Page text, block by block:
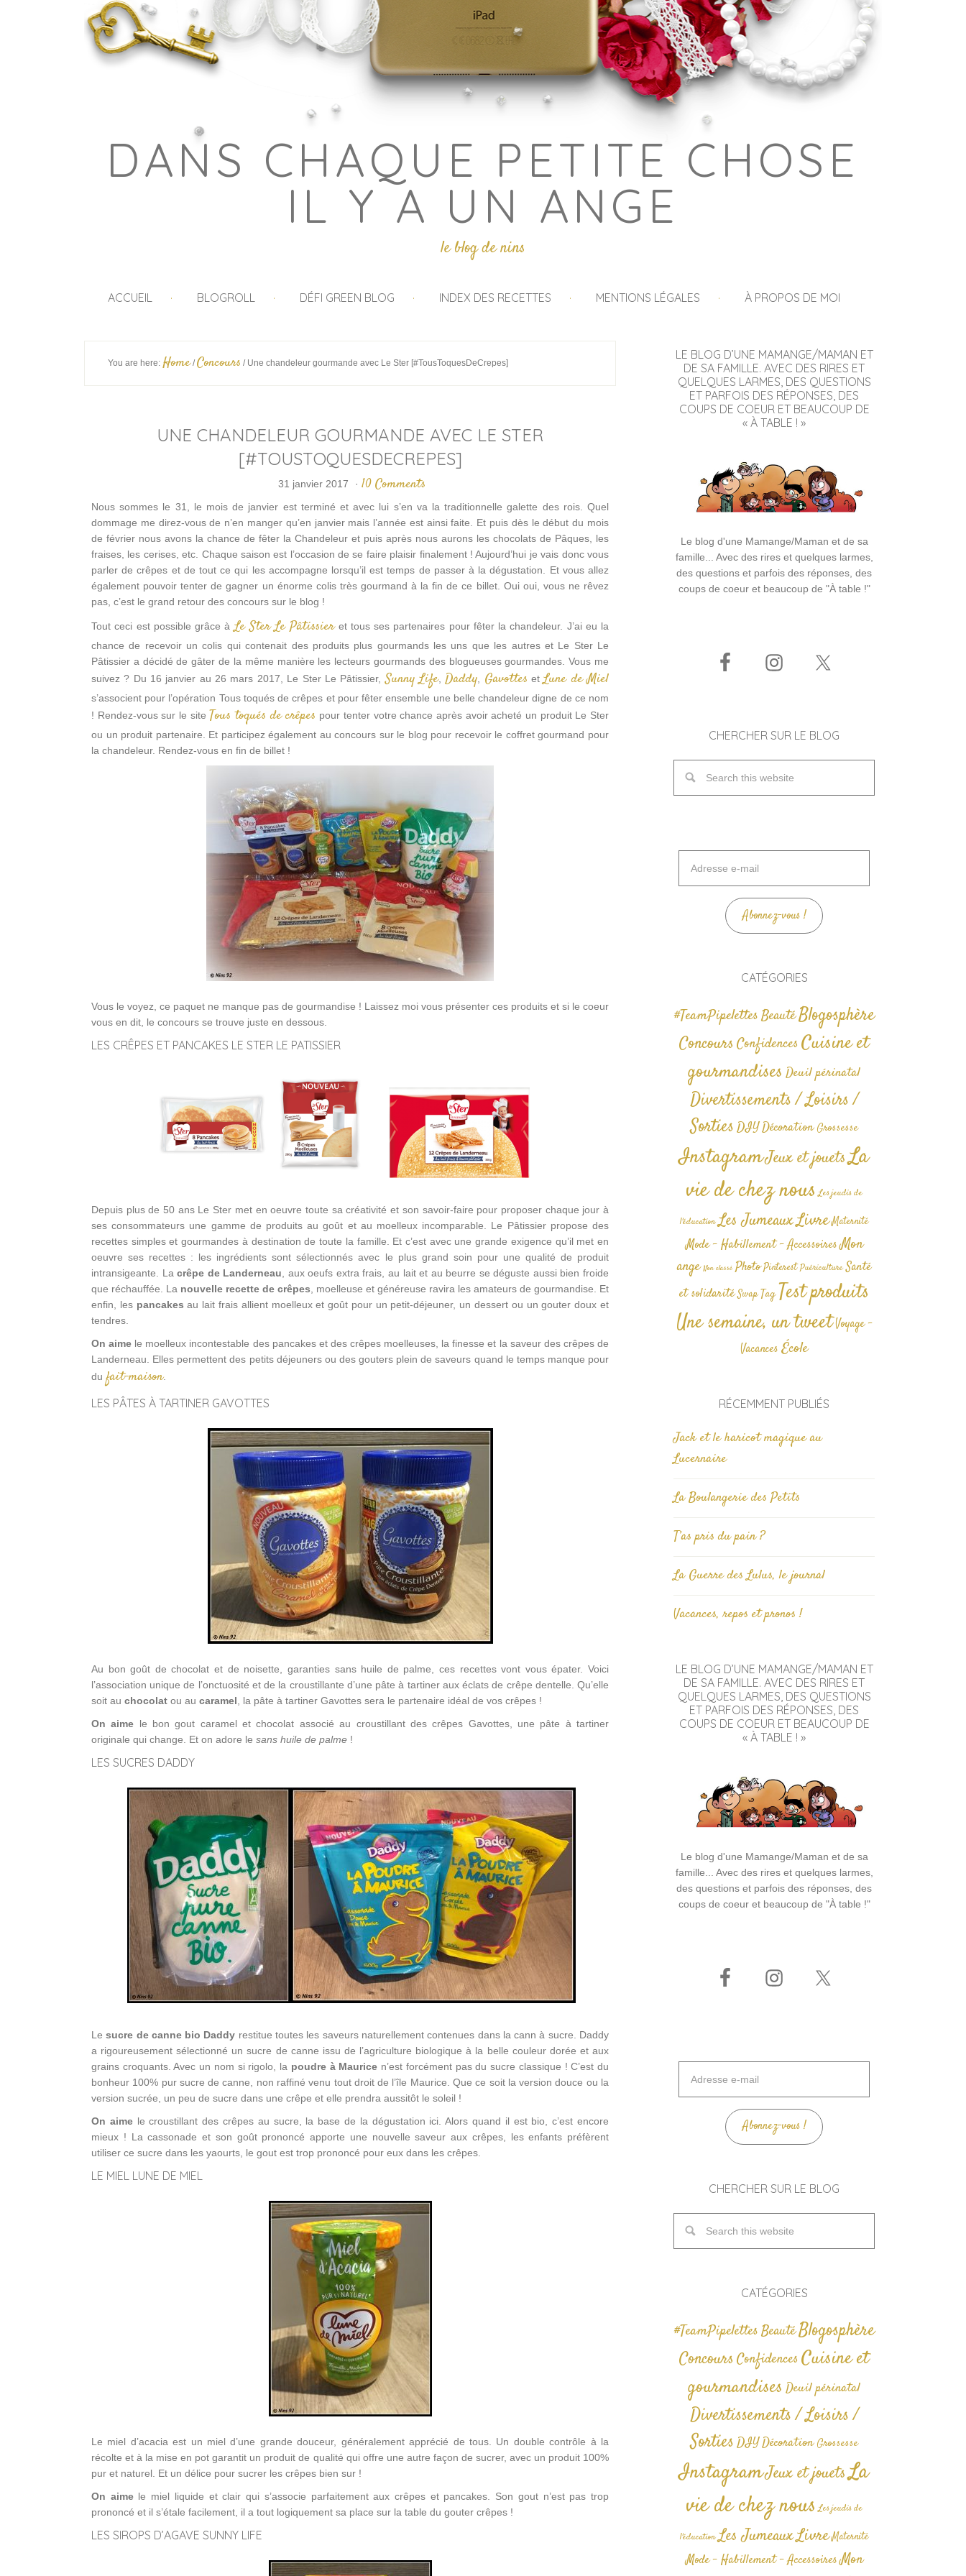
DANS CHAQUE PETITE CHOSE
IL Y A UN ANGE
le blog de nins
ACCUEIL BLOGROLL DÉFI GREEN BLOG INDEX DES RECETTES MENTIONS LÉGALES À PROPOS DE MOI
You are here: Home / Concours /Une chandeleur gourmande avec Le Ster [#TousToquesDeCrepes]
UNE CHANDELEUR GOURMANDE AVEC LE STER
[#TOUSTOQUESDECREPES]
31 janvier 2017 · 10 Comments
Nous sommes le 31, le mois de janvier est terminé et avec lui s’en va la traditionnelle galette des rois. Quel
dommage me direz-vous de n’en manger qu’en janvier mais l’année est ainsi faite. Et puis dès le début du mois
de février nous avons la chance de fêter la Chandeleur et puis après nous aurons les chocolats de Pâques, les
fraises, les cerises, etc. Chaque saison est l’occasion de se faire plaisir finalement ! Aujourd’hui je vais donc vous
parler de crêpes et de tout ce qui les accompagne lorsqu’il est temps de passer à la dégustation. Et vous allez
également pouvoir tenter de gagner un énorme colis très gourmand à la fin de ce billet. Oui oui, vous ne rêvez
pas, c’est le grand retour des concours sur le blog !
Tout ceci est possible grâce à Le Ster Le Pâtissieret tous ses partenaires pour fêter la chandeleur. J’ai eu la
chance de recevoir un colis qui contenait des produits plus gourmands les uns que les autres et Le Ster Le
Pâtissier a décidé de gâter de la même manière les lecteurs gourmands des blogueuses gourmandes. Vous me
suivez ? Du 16 janvier au 26 mars 2017, Le Ster Le Pâtissier, Sunny Life, Daddy Gavottes etLune de Miel
s’associent pour l’opération Tous toqués de crêpes et pour fêter ensemble une belle chandeleur digne de ce nom
! Rendez-vous sur le site Tous toqués de crêpes pour tenter votre chance après avoir acheté un produit Le Ster
ou un produit partenaire. Et participez également au concours sur le blog pour recevoir le coffret gourmand pour
la chandeleur. Rendez-vous en fin de billet !
Vous le voyez, ce paquet ne manque pas de gourmandise ! Laissez moi vous présenter ces produits et si le coeur
vous en dit, le concours se trouve juste en dessous.
LES CRÊPES ET PANCAKES LE STER LE PATISSIER
Depuis plus de 50 ans Le Ster met en oeuvre toute sa créativité et son savoir-faire pour proposer chaque jour à
ses consommateurs une gamme de produits au goût et au moelleux incomparable. Le Pâtissier propose des
recettes simples et gourmandes à destination de toute la famille. Et c’est avec une grande exigence qu’il met en
oeuvre ses recettes : les ingrédients sont sélectionnés avec le plus grand soin pour une qualité de produit
intransigeante. Lacrêpe de Landerneau , aux oeufs extra frais, au lait et au beurre se déguste aussi bien froide
que réchauffée. La nouvelle recette de crêpes , moelleuse et généreuse ravira les amateurs de gourmandise. Et
enfin, les pancakes au lait frais allient moelleux et goût pour un petit-déjeuner, un dessert ou un gouter doux et
tendres.
On aime le moelleux incontestable des pancakes et des crêpes moelleuses, la finesse et la saveur des crêpes de
Landerneau. Elles permettent des petits déjeuners ou des gouters plein de saveurs quand le temps manque pour
du fait-maison.
LES PÂTES À TARTINER GAVOTTES
Au bon goût de chocolat et de noisette, garanties sans huile de palme, ces recettes vont vous épater. Voici
l’association unique de l’onctuosité et de la croustillante d’une pâte à tartiner aux éclats de crêpe dentelle. Qu’elle
soit au chocolat ou au caramel , la pâte à tartiner Gavottes sera le partenaire idéal de vos crêpes !
On aime le bon gout caramel et chocolat associé au croustillant des crêpes Gavottes, une pâte à tartiner
originale qui change. Et on adore le sans huile de palme !
LES SUCRES DADDY
Lesucre de canne bio Daddy restitue toutes les saveurs naturellement contenues dans la cann à sucre. Daddy
a rigoureusement sélectionné un sucre de canne issu de l’agriculture biologique à la belle couleur dorée et aux
grains croquants. Avec un nom si rigolo, la poudre à Maurice n’est forcément pas du sucre classique ! C’est du
bonheur 100% pur sucre de canne, non raffiné venu tout droit de l’île Maurice. Que ce soit la version douce ou la
version sucrée, un peu de sucre dans une crêpe et elle prendra aussitôt le soleil !
On aimele croustillant des crêpes au sucre, la base de la dégustation ici. Alors quand il est bio, c’est encore
mieux ! La cassonade et son goût prononcé apporte une nouvelle saveur aux crêpes, les enfants préfèrent
utiliser ce sucre dans les yaourts, le gout est trop prononcé pour eux dans les crêpes.
LE MIEL LUNE DE MIEL
Le miel d’acacia est un miel d’une grande douceur, généralement apprécié de tous. Un double contrôle à la
récolte et à la mise en pot garantit un produit de qualité qui offre une autre façon de sucrer, avec un produit 100%
pur et naturel. Et un délice pour sucrer les crêpes bien sur !
On aimele miel liquide et clair qui s’associe parfaitement aux crêpes et pancakes. Son gout n’est pas trop
prononcé et il s’étale facilement, il a tout logiquement sa place sur la table du gouter crêpes !
LES SIROPS D’AGAVE SUNNY LIFE
LE BLOG D’UNE MAMANGE/MAMAN ET
DE SA FAMILLE. AVEC DES RIRES ET
QUELQUES LARMES, DES QUESTIONS
ET PARFOIS DES RÉPONSES, DES
COUPS DE COEUR ET BEAUCOUP DE
« À TABLE ! »
Le blog d'une Mamange/Maman et de sa
famille... Avec des rires et quelques larmes,
des questions et parfois des réponses, des
coups de coeur et beaucoup de "À table !"
CHERCHER SUR LE BLOG
mail
Abonnez-vous !
CATÉGORIES
#TeamPipelettesBeautéBlogosphère
ConcoursConfidences Cuisine et
gourmandises Deuil périnatal
Divertissements / Loisirs /
SortiesDIYDécoration Grossesse
InstagramJeux et jouetsLa
vie de chez nous Les jeudis de
l'éducation Les JumeauxLivre Maternité
Mode - Habillement - AccessoiresMon
ange Non classé Photo Pinterest Puériculture Santé
et solidarité Swap TagTest produits
Une semaine, un tweetVoyage -
Vacances École
RÉCEMMENT PUBLIÉS
Jack et le haricot magique au
Lucernaire
La Boulangerie des Petits
T’as pris du pain ?
La Guerre des Lulus, le journal
Vacances, repos et pronos !
LE BLOG D’UNE MAMANGE/MAMAN ET
DE SA FAMILLE. AVEC DES RIRES ET
QUELQUES LARMES, DES QUESTIONS
ET PARFOIS DES RÉPONSES, DES
COUPS DE COEUR ET BEAUCOUP DE
« À TABLE ! »
Le blog d'une Mamange/Maman et de sa
famille... Avec des rires et quelques larmes,
des questions et parfois des réponses, des
coups de coeur et beaucoup de "À table !"
mail
Abonnez-vous !
CHERCHER SUR LE BLOG
CATÉGORIES
#TeamPipelettesBeautéBlogosphère
ConcoursConfidences Cuisine et
gourmandises Deuil périnatal
Divertissements / Loisirs /
SortiesDIYDécoration Grossesse
InstagramJeux et jouetsLa
vie de chez nous Les jeudis de
l'éducation Les JumeauxLivre Maternité
Mode - Habillement - AccessoiresMon